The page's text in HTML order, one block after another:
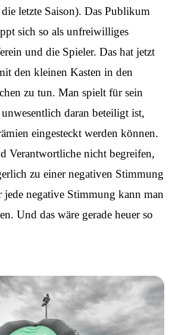
die letzte Saison). Das Publikum
sich so als unfreiwilliges
und die Spieler. Das hat jetzt
den kleinen Kasten in den
zu tun. Man spielt für sein
daran beteiligt ist,
eingesteckt werden können.
Verantwortliche nicht begreifen,
zu einer negativen Stimmung
jede negative Stimmung kann man
Und das wäre gerade heuer so